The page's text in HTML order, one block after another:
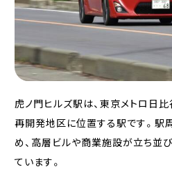
虎ノ門ヒルズ駅は、東京メトロ日
再開発地区に位置する駅です。駅
め、高層ビルや商業施設が立ち並
ています。